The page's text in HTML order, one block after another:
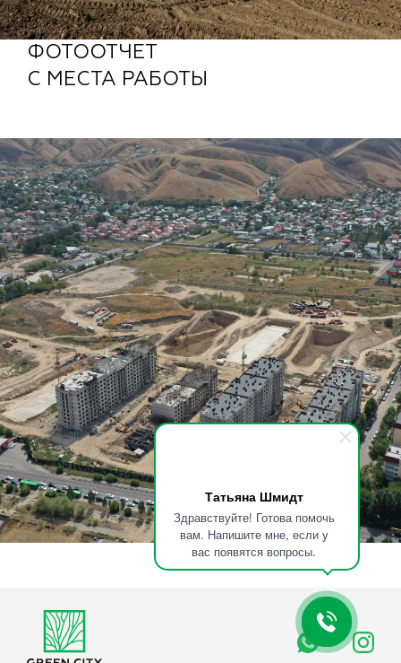
Татьяна Шмидт
Здравствуйте! Готова помочь
вам. Напишите мне, если у
вас появятся вопросы.
ФОТООТЧЕТ
С МЕСТА РАБОТЫ